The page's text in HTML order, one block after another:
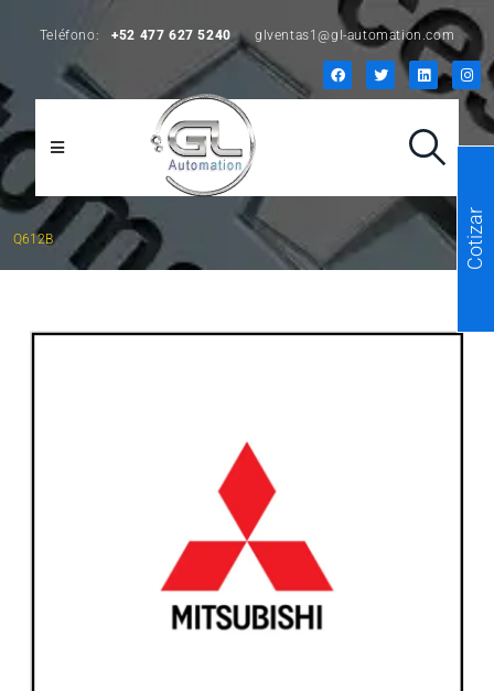
Teléfono: +52 477 627 5240 glventas1@gl-automation.com
Q612B Cotizar